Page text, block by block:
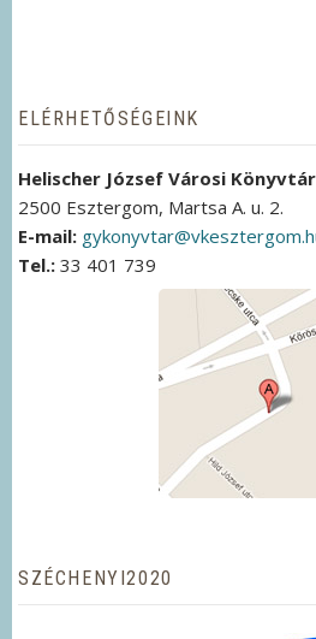
ELÉRHETŐSÉGEINK
Helischer József Városi
2500 Esztergom, Martsa A. u. 2.
E-mail:
Tel.: 33 401 739
SZÉCHENYI2020